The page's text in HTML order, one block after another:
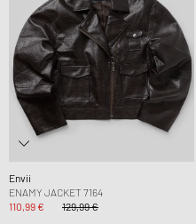
Envii
ENAMY JACKET 7164
110,99 €
129,99 €